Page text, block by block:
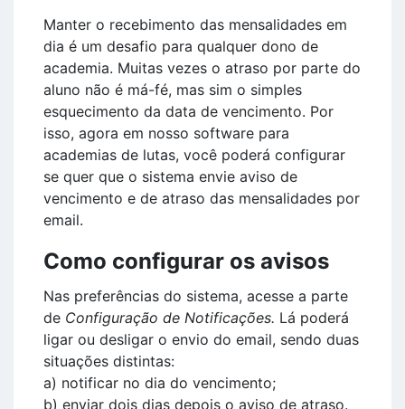
Manter o recebimento das mensalidades em
dia é um desafio para qualquer dono de
academia. Muitas vezes o atraso por parte do
aluno não é má-fé, mas sim o simples
esquecimento da data de vencimento. Por
isso, agora em nosso software para
academias de lutas, você poderá configurar
se quer que o sistema envie aviso de
vencimento e de atraso das mensalidades por
email.
Como configurar os avisos
Nas preferências do sistema, acesse a parte
de Configuração de Notificações. Lá poderá
ligar ou desligar o envio do email, sendo duas
situações distintas:
a) notificar no dia do vencimento;
b) enviar dois dias depois o aviso de atraso.